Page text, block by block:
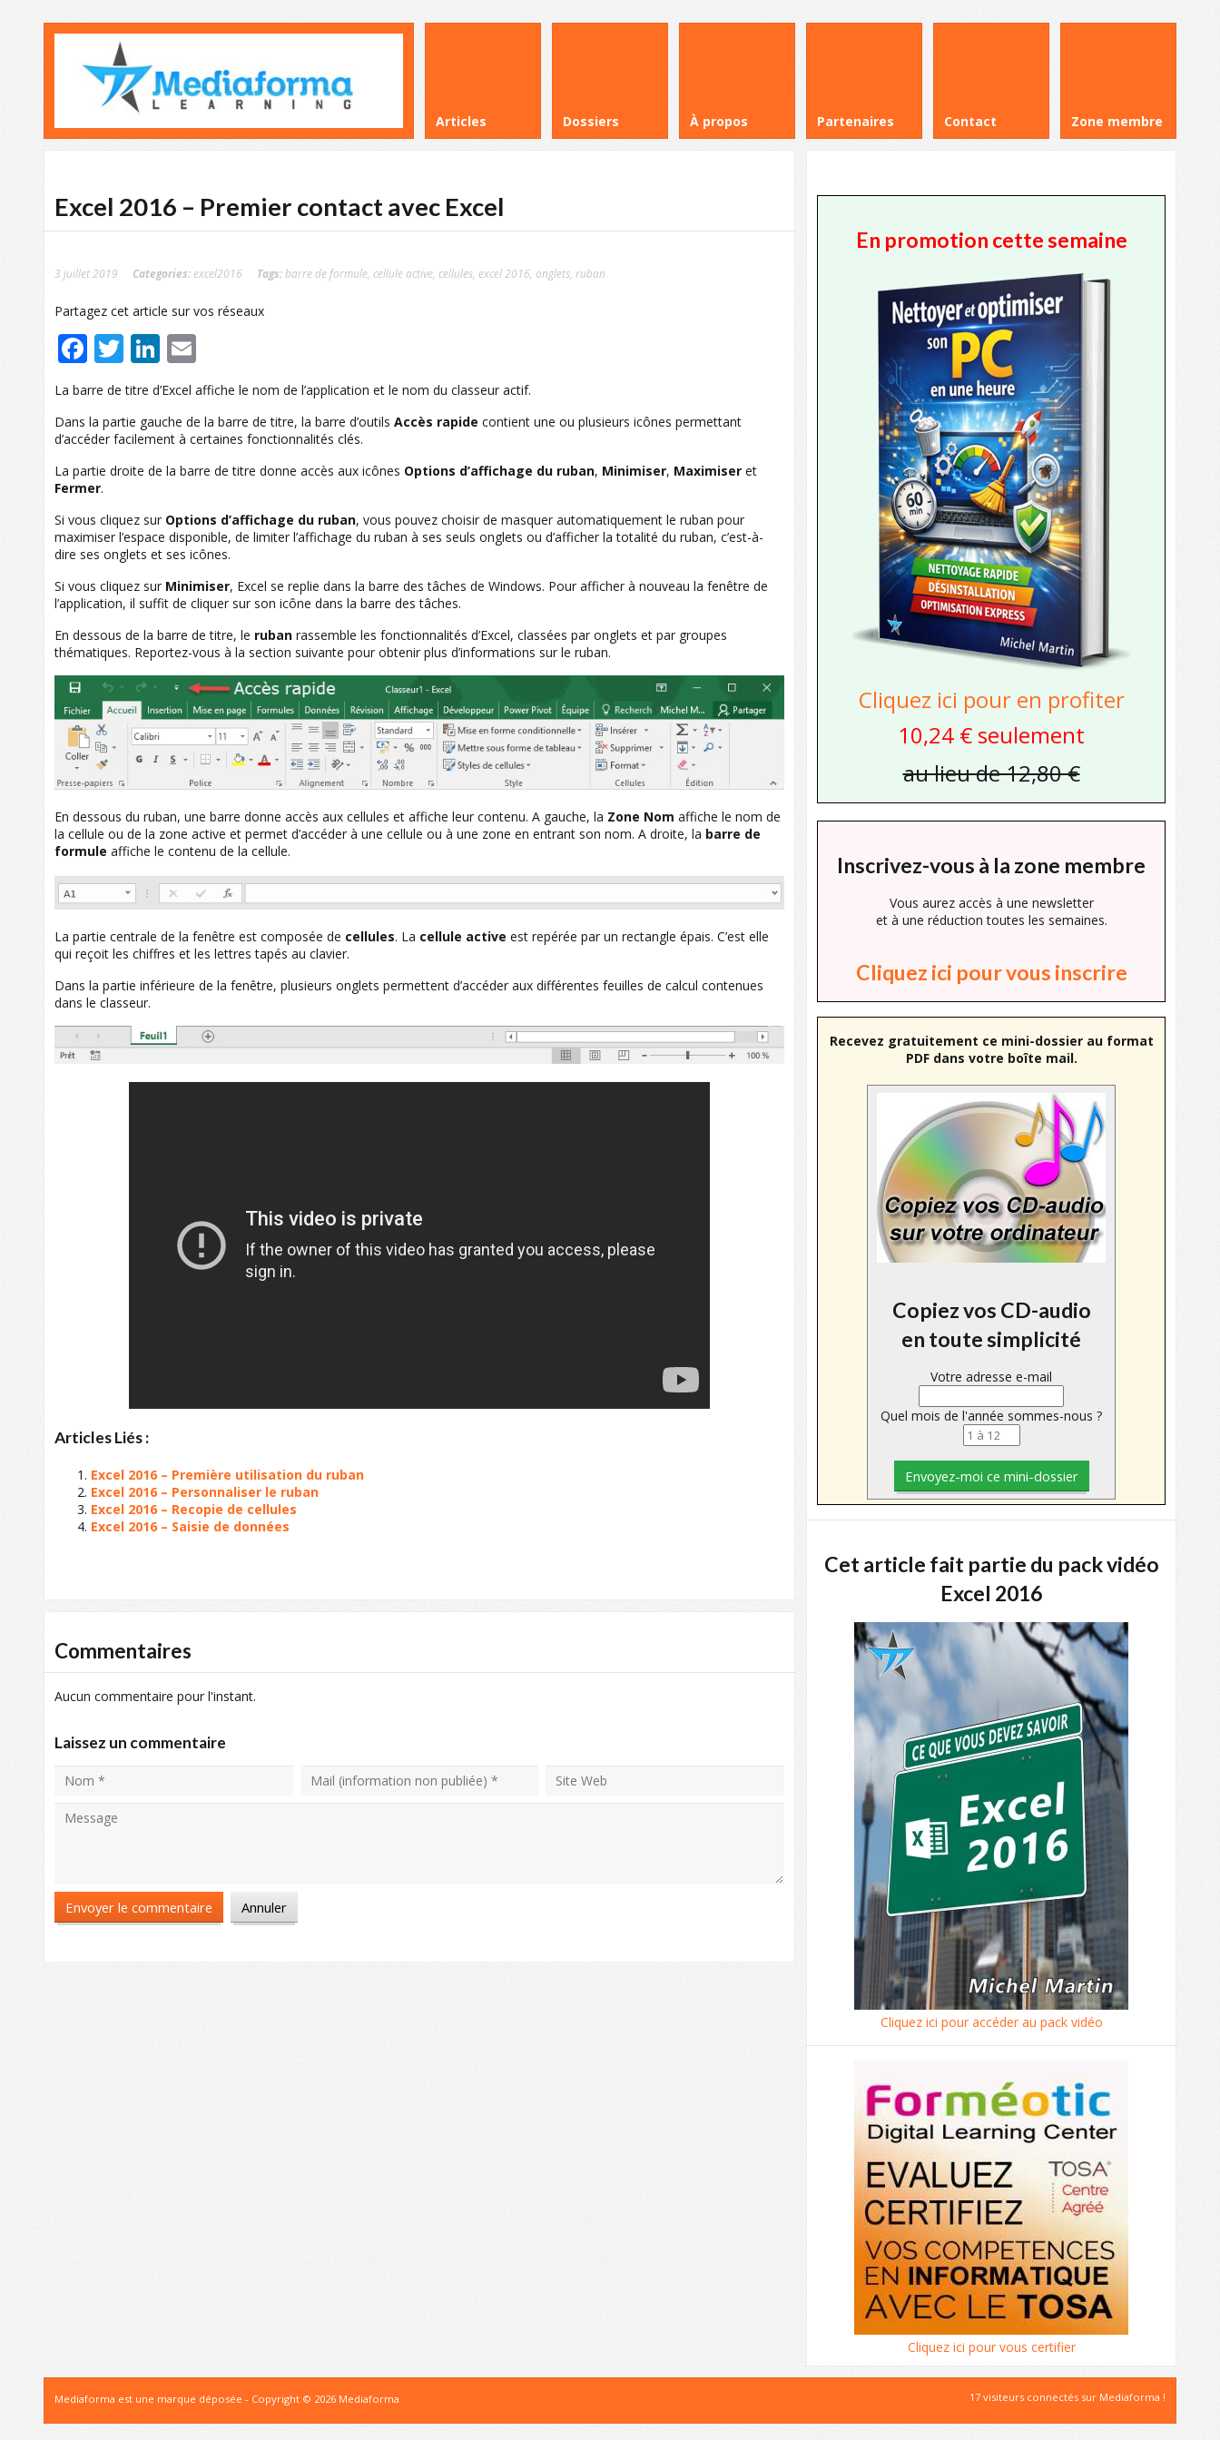
Articles Dossiers À propos Partenaires Contact Zone membre
Excel 2016 – Premier contact avec Excel
3 juillet 2019 Categories: excel2016 Tags: barre de formule cellule active cellules excel 2016 onglets ruban
Partagez cet article sur vos réseaux
Facebook
TwitterLinkedIn
La barre de titre d’Excel affiche le nom de l’application et le nom du classeur actif.
Dans la partie gauche de la barre de titre, la barre d’outils Accès rapide contient une ou plusieurs icônes permettant
d’accéder facilement à certaines fonctionnalités clés.
La partie droite de la barre de titre donne accès aux icônes Options d’affichage du ruban, Minimiser, Maximiser et
Fermer.
Si vous cliquez sur Options d’affichage du ruban, vous pouvez choisir de masquer automatiquement le ruban pour
maximiser l’espace disponible, de limiter l’affichage du ruban à ses seuls onglets ou d’afficher la totalité du ruban, c’est-à-
dire ses onglets et ses icônes.
Si vous cliquez sur Minimiser, Excel se replie dans la barre des tâches de Windows. Pour afficher à nouveau la fenêtre de
l’application, il suffit de cliquer sur son icône dans la barre des tâches.
En dessous de la barre de titre, le ruban rassemble les fonctionnalités d’Excel, classées par onglets et par groupes
thématiques. Reportez-vous à la section suivante pour obtenir plus d’informations sur le ruban.
En dessous du ruban, une barre donne accès aux cellules et affiche leur contenu. A gauche, la Zone Nom affiche le nom de
la cellule ou de la zone active et permet d’accéder à une cellule ou à une zone en entrant son nom. A droite, la barre de
formule affiche le contenu de la cellule.
La partie centrale de la fenêtre est composée de cellules. La cellule active est repérée par un rectangle épais. C’est elle
qui reçoit les chiffres et les lettres tapés au clavier.
Dans la partie inférieure de la fenêtre, plusieurs onglets permettent d’accéder aux différentes feuilles de calcul contenues
dans le classeur.
Articles Liés :
Excel 2016 – Première utilisation du ruban
Excel 2016 – Personnaliser le ruban
Excel 2016 – Recopie de cellules
Excel 2016 – Saisie de données
Commentaires
Aucun commentaire pour l'instant.
Laissez un commentaire
En promotion cette semaine
Cliquez ici pour en profiter
10,24 € seulement
au lieu de 12,80 €
Inscrivez-vous à la zone membre
Vous aurez accès à une newsletter
et à une réduction toutes les semaines.
Cliquez ici pour vous inscrire
Recevez gratuitement ce mini-dossier au format
PDF dans votre boîte mail.
Copiez vos CD-audio
en toute simplicité
Votre adresse e-mail
Quel mois de l'année sommes-nous ?
Cet article fait partie du pack vidéo
Excel 2016
Cliquez ici pour accéder au pack vidéo
Cliquez ici pour vous certifier
Mediaforma est une marque déposée - Copyright © 2026 Mediaforma 17 visiteurs connectés sur Mediaforma !